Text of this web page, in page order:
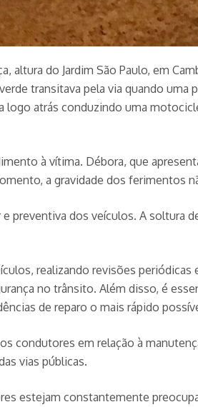
do Jardim São Paulo, em
transitava pela via quando
atrás conduzindo uma
à vítima. Débora, que
a gravidade dos ferimentos
dos veículos. A soltura
realizando revisões periódicas
no trânsito. Além disso, é
de reparo o mais rápido
condutores em relação à
vias públicas.
estejam constantemente